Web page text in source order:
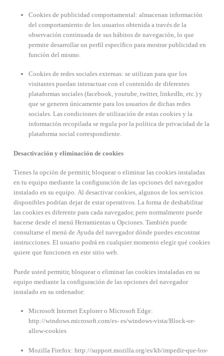
Cookies de publicidad comportamental: almacenan información
del comportamiento de los usuarios obtenida a través de la
observación continuada de sus hábitos de navegación, lo que
permite desarrollar un perfil específico para mostrar publicidad en
función del mismo.
Cookies de redes sociales externas: se utilizan para que los
visitantes puedan interactuar con el contenido de diferentes
plataformas sociales (facebook, youtube, twitter, linkedIn, etc.) y
que se generen únicamente para los usuarios de dichas redes
sociales. Las condiciones de utilización de estas cookies y la
información recopilada se regula por la política de privacidad de la
plataforma social correspondiente.
Desactivación y eliminación de cookies
Tienes la opción de permitir, bloquear o eliminar las cookies instaladas
en tu equipo mediante la configuración de las opciones del navegador
instalado en su equipo. Al desactivar cookies, algunos de los servicios
disponibles podrían dejar de estar operativos. La forma de deshabilitar
las cookies es diferente para cada navegador, pero normalmente puede
hacerse desde el menú Herramientas u Opciones. También puede
consultarse el menú de Ayuda del navegador dónde puedes encontrar
instrucciones. El usuario podrá en cualquier momento elegir qué cookies
quiere que funcionen en este sitio web.
Puede usted permitir, bloquear o eliminar las cookies instaladas en su
equipo mediante la configuración de las opciones del navegador
instalado en su ordenador:
Microsoft Internet Explorer o Microsoft Edge:
http://windows.microsoft.com/es- es/windows-vista/Block-or-
allow-cookies
Mozilla Firefox: http://support.mozilla.org/es/kb/impedir-que-los-